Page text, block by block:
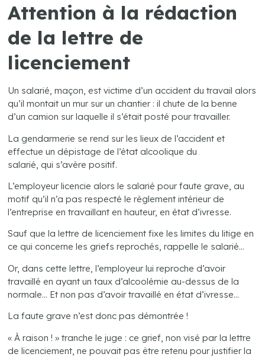
Attention à la rédaction
de la lettre de
licenciement
Un salarié, maçon, est victime d’un accident du travail alors
qu’il montait un mur sur un chantier : il chute de la benne
d’un camion sur laquelle il s’était posté pour travailler.
La gendarmerie se rend sur les lieux de l’accident et
effectue un dépistage de l’état alcoolique du
salarié, qui s’avère positif.
L’employeur licencie alors le salarié pour faute grave, au
motif qu’il n’a pas respecté le règlement intérieur de
l’entreprise en travaillant en hauteur, en état d’ivresse.
Sauf que la lettre de licenciement fixe les limites du litige en
ce qui concerne les griefs reprochés, rappelle le salarié…
Or, dans cette lettre, l’employeur lui reproche d’avoir
travaillé en ayant un taux d’alcoolémie au-dessus de la
normale… Et non pas d’avoir travaillé en état d’ivresse…
La faute grave n’est donc pas démontrée !
« À raison ! » tranche le juge : ce grief, non visé par la lettre
de licenciement, ne pouvait pas être retenu pour justifier la